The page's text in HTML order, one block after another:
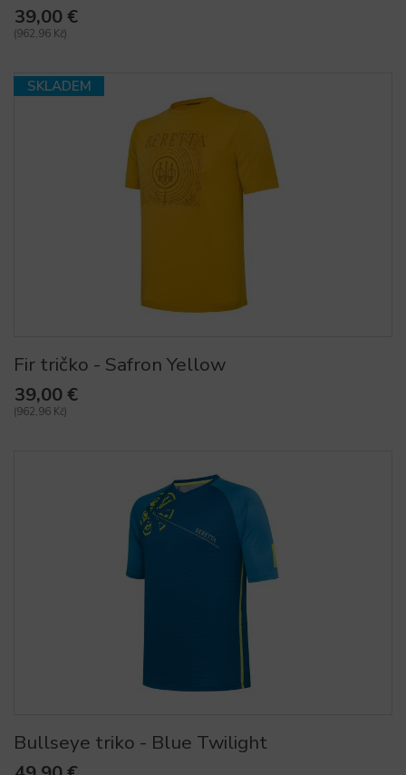
39,00 €
(962,96 Kč)
SKLADEM
Fir tričko - Safron Yellow
39,00 €
(962,96 Kč)
Bullseye triko - Blue Twilight